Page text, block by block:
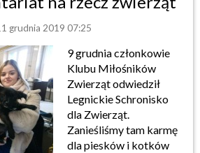
grudnia 2019 07:25
9 grudnia członkowie
Klubu Miłośników
Zwierząt odwiedził
Legnickie Schronisko
dla Zwierząt.
Zanieśliśmy tam karmę
dla piesków i kotków